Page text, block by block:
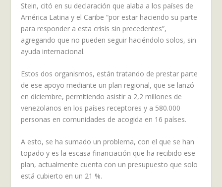
Stein, citó en su declaración que alaba a los países de
América Latina y el Caribe “por estar haciendo su parte
para responder a esta crisis sin precedentes”,
agregando que no pueden seguir haciéndolo solos, sin
ayuda internacional.
Estos dos organismos, están tratando de prestar parte
de ese apoyo mediante un plan regional, que se lanzó
en diciembre, permitiendo asistir a 2,2 millones de
venezolanos en los países receptores y a 580.000
personas en comunidades de acogida en 16 países.
A esto, se ha sumado un problema, con el que se han
topado y es la escasa financiación que ha recibido ese
plan, actualmente cuenta con un presupuesto que solo
está cubierto en un 21 %.